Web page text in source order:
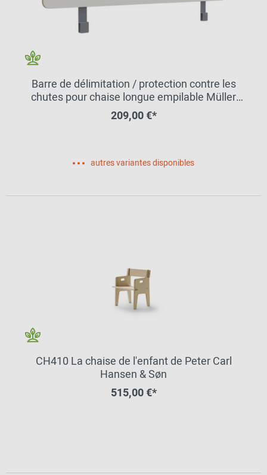
Barre de délimitation / protection contre les
chutes pour chaise longue empilable Müller
Small Living
209,00 €*
autres variantes disponibles
CH410 La chaise de l'enfant de Peter Carl
Hansen & Søn
515,00 €*